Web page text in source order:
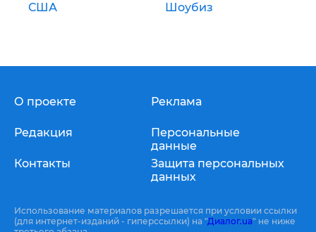
США Шоубиз
О проекте
Редакция
Контакты
Реклама
Персональные
данные
Защита персональных
данных
Использование материалов разрешается при условии ссылки
(для интернет-изданий - гиперссылки) на "Диалог.ua" не ниже